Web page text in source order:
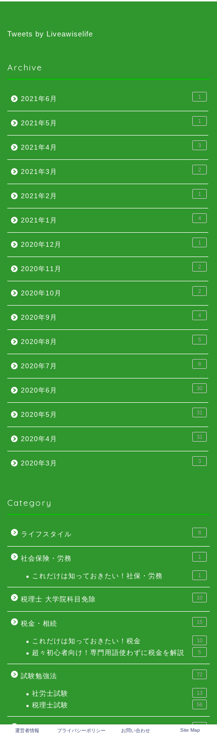
Tweets by Liveawiselife
Archive
2021年6月 1
2021年5月 1
2021年4月 3
2021年3月 2
2021年2月 1
2021年1月 4
2020年12月 1
2020年11月 2
2020年10月 2
2020年9月 4
2020年8月 5
2020年7月 8
2020年6月 30
2020年5月 31
2020年4月 31
2020年3月 3
Category
ライフスタイル 8
社会保険・労務 1
これだけは知っておきたい！社保・労務 1
税理士 大学院科目免除 10
税金・相続 15
これだけは知っておきたい！税金 10
超々初心者向け！専門用語使わずに税金を解説 5
試験勉強法 72
社労士試験 13
税理士試験 56
資産形成
運営者情報 プライバシーポリシー お問い合わせ Site Map